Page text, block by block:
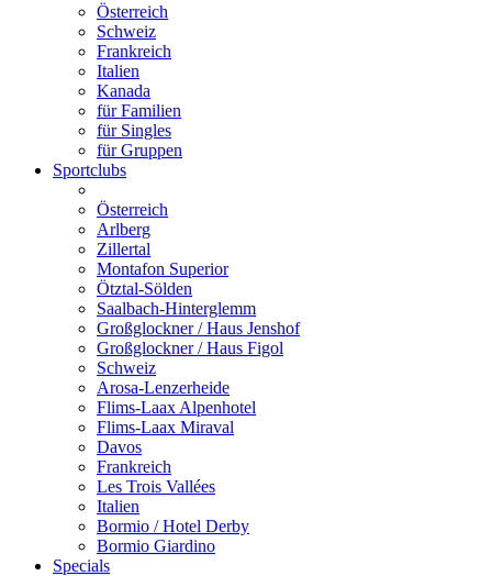
Österreich
Schweiz
Frankreich
Italien
Kanada
für Familien
für Singles
für Gruppen
Sportclubs
Österreich
Arlberg
Zillertal
Montafon Superior
Ötztal-Sölden
Saalbach-Hinterglemm
Großglockner / Haus Jenshof
Großglockner / Haus Figol
Schweiz
Arosa-Lenzerheide
Flims-Laax Alpenhotel
Flims-Laax Miraval
Davos
Frankreich
Les Trois Vallées
Italien
Bormio / Hotel Derby
Bormio Giardino
Specials